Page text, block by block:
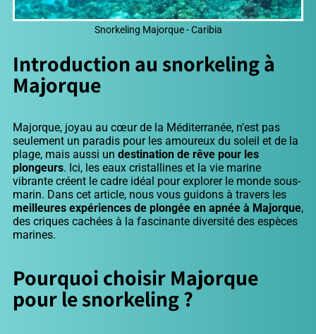
Snorkeling Majorque - Caribia
Introduction au snorkeling à
Majorque
Majorque, joyau au cœur de la Méditerranée, n'est pas
seulement un paradis pour les amoureux du soleil et de la
plage, mais aussi un destination de rêve pour les
plongeurs. Ici, les eaux cristallines et la vie marine
vibrante créent le cadre idéal pour explorer le monde sous-
marin. Dans cet article, nous vous guidons à travers les
meilleures expériences de plongée en apnée à Majorque,
des criques cachées à la fascinante diversité des espèces
marines.
Pourquoi choisir Majorque
pour le snorkeling ?